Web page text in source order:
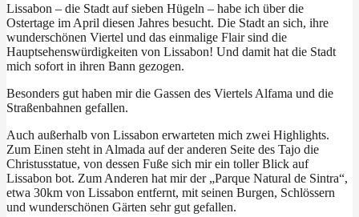
Lissabon – die Stadt auf sieben Hügeln – habe ich über die
Ostertage im April diesen Jahres besucht. Die Stadt an sich, ihre
wunderschönen Viertel und das einmalige Flair sind die
Hauptsehenswürdigkeiten von Lissabon! Und damit hat die Stadt
mich sofort in ihren Bann gezogen.
Besonders gut haben mir die Gassen des Viertels Alfama und die
Straßenbahnen gefallen.
Auch außerhalb von Lissabon erwarteten mich zwei Highlights.
Zum Einen steht in Almada auf der anderen Seite des Tajo die
Christusstatue, von dessen Fuße sich mir ein toller Blick auf
Lissabon bot. Zum Anderen hat mir der „Parque Natural de Sintra“,
etwa 30km von Lissabon entfernt, mit seinen Burgen, Schlössern
und wunderschönen Gärten sehr gut gefallen.